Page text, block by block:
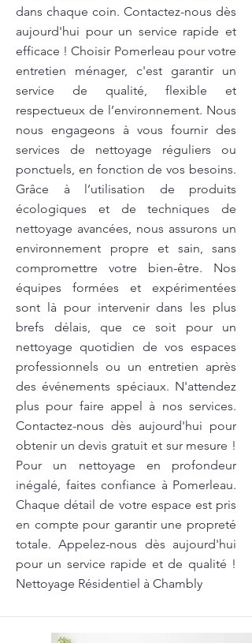
dans chaque coin. Contactez-nous dès
aujourd'hui pour un service rapide et
efficace ! Choisir Pomerleau pour votre
entretien ménager, c'est garantir un
service de qualité, flexible et
respectueux de l’environnement. Nous
nous engageons à vous fournir des
services de nettoyage réguliers ou
ponctuels, en fonction de vos besoins.
Grâce à l’utilisation de produits
écologiques et de techniques de
nettoyage avancées, nous assurons un
environnement propre et sain, sans
compromettre votre bien-être. Nos
équipes formées et expérimentées
sont là pour intervenir dans les plus
brefs délais, que ce soit pour un
nettoyage quotidien de vos espaces
professionnels ou un entretien après
des événements spéciaux. N'attendez
plus pour faire appel à nos services.
Contactez-nous dès aujourd'hui pour
obtenir un devis gratuit et sur mesure !
Pour un nettoyage en profondeur
inégalé, faites confiance à Pomerleau.
Chaque détail de votre espace est pris
en compte pour garantir une propreté
totale. Appelez-nous dès aujourd'hui
pour un service rapide et de qualité !
Nettoyage Résidentiel à Chambly